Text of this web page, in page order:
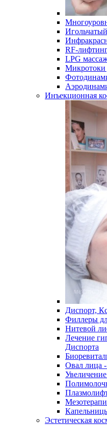
RF-
LPG
Микротоки
Инъекционная
Диспорт,
Филлеры
Нитевой
Лечение
Диспорта
Овал лица
Эстетическая